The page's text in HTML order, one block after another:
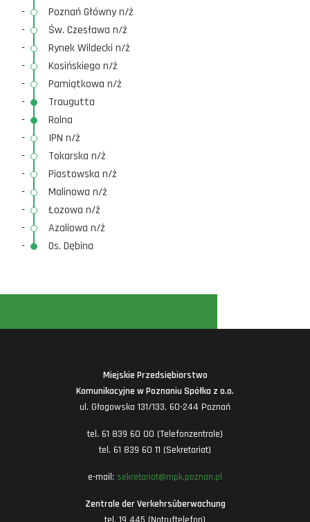
-
Poznań Główny n/ż
-
Św. Czesława n/ż
-
Rynek Wildecki n/ż
-
Kosińskiego n/ż
-
Pamiątkowa n/ż
-
Traugutta
-
Rolna
-
IPN n/ż
-
Tokarska n/ż
-
Piastowska n/ż
-
Malinowa n/ż
-
Łozowa n/ż
-
Azaliowa n/ż
-
Os. Dębina
Miejskie Przedsiębiorstwo
Komunikacyjne w Poznaniu Spółka z o.o.
ul. Głogowska 131/133, 60-244 Poznań
tel. 61 839 60 00 (Telefonzentrale)
tel. 61 839 60 11 (Sekretariat)
e-mail: sekretariat@mpk.poznan.pl
Zentrale der Verkehrsüberwachung